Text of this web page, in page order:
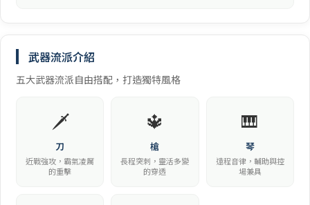
武器流派介紹
五大武器流派自由搭配，打造獨特風格
🗡️
刀
近戰強攻，霸氣凌厲
的重擊
🔱
槍
長程突刺，靈活多變
的穿透
🎹
琴
遠程音律，輔助與控
場兼具